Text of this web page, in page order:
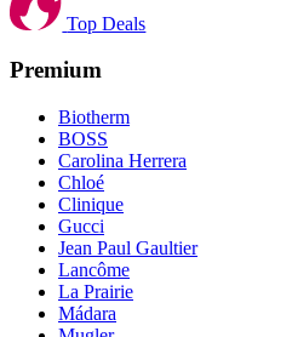
Top Deals
Premium
Biotherm
BOSS
Carolina Herrera
Chloé
Clinique
Gucci
Jean Paul Gaultier
Lancôme
La Prairie
Mádara